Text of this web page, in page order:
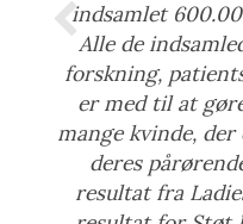
indsamlet
Alle de
forskning,
er med til at
mange kvinde,
deres
resultat fra